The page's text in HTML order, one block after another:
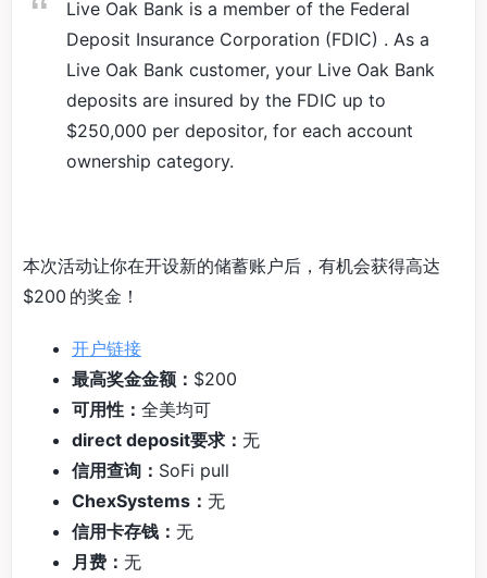
Live Oak Bank is a member of the Federal
Deposit Insurance Corporation (FDIC) . As a
Live Oak Bank customer, your Live Oak Bank
deposits are insured by the FDIC up to
$250,000 per depositor, for each account
ownership category.
本次活动让你在开设新的储蓄账户后，有机会获得高达
$200 的奖金！
开户链接
最高奖金金额： $200
可用性： 全美均可
direct deposit要求： 无
信用查询： SoFi pull
ChexSystems： 无
信用卡存钱： 无
月费： 无